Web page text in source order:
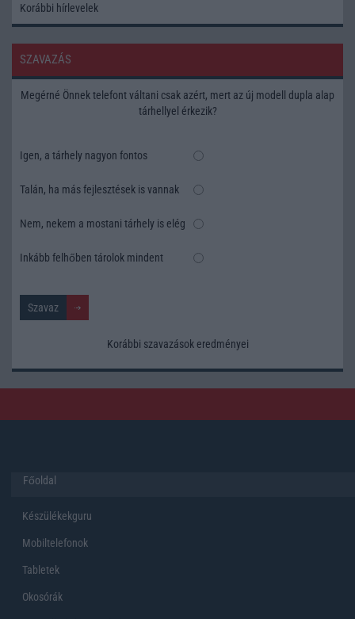
Korábbi hírlevelek
SZAVAZÁS
Megérné Önnek telefont váltani csak azért, mert az új modell dupla alap
tárhellyel érkezik?
Igen, a tárhely nagyon fontos
Talán, ha más fejlesztések is vannak
Nem, nekem a mostani tárhely is elég
Inkább felhőben tárolok mindent
Korábbi szavazások eredményei
Főoldal
Készülékekguru
Mobiltelefonok
Tabletek
Okosórák